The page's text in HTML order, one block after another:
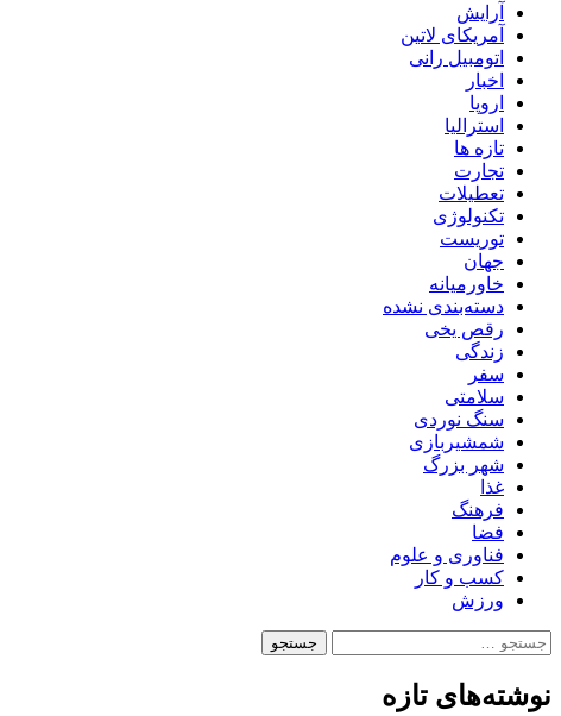
آرایش
آمریکای لاتین
اتومبیل رانی
اخبار
اروپا
استرالیا
تازه ها
تجارت
تعطیلات
تکنولوژی
توریست
جهان
خاورمیانه
دسته‌بندی نشده
رقص یخی
زندگی
سفر
سلامتی
سنگ نوردی
شمشیربازی
شهر بزرگ
غذا
فرهنگ
فضا
فناوری و علوم
کسب و کار
ورزش
جستجو
نوشته‌های تازه